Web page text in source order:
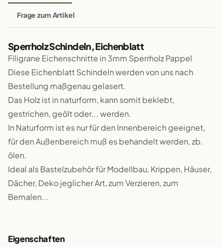
Frage zum Artikel
Sperrholz Schindeln, Eichenblatt
Filigrane Eichenschnitte in 3mm Sperrholz Pappel
Diese Eichenblatt Schindeln werden von uns nach
Bestellung maßgenau gelasert.
Das Holz ist in naturform, kann somit beklebt,
gestrichen, geölt oder... werden.
In Naturform ist es nur für den Innenbereich geeignet,
für den Außenbereich muß es behandelt werden, zb.
ölen.
Ideal als Bastelzubehör für Modellbau, Krippen, Häuser,
Dächer, Deko jeglicher Art, zum Verzieren, zum
Bemalen...
Eigenschaften